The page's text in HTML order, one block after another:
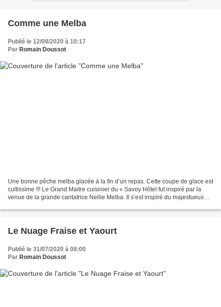
Comme une Melba
Publié le 12/08/2020 à 10:17
Par Romain Doussot
Une bonne pêche melba glacée à la fin d’un repas. Cette coupe de glace est
cultissime !!! Le Grand Maitre cuisinier du « Savoy Hôtel fut inspiré par la
venue de la grande cantatrice Nellie Melba. Il s’est inspiré du majestueux
Le Nuage Fraise et Yaourt
Publié le 31/07/2020 à 08:00
Par Romain Doussot